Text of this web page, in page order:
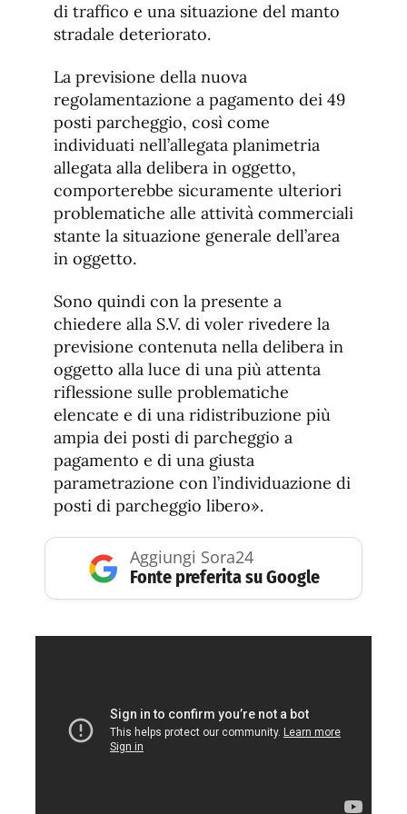
di traffico e una situazione del manto
stradale deteriorato.
La previsione della nuova
regolamentazione a pagamento dei 49
posti parcheggio, così come
individuati nell’allegata planimetria
allegata alla delibera in oggetto,
comporterebbe sicuramente ulteriori
problematiche alle attività commerciali
stante la situazione generale dell’area
in oggetto.
Sono quindi con la presente a
chiedere alla S.V. di voler rivedere la
previsione contenuta nella delibera in
oggetto alla luce di una più attenta
riflessione sulle problematiche
elencate e di una ridistribuzione più
ampia dei posti di parcheggio a
pagamento e di una giusta
parametrazione con l’individuazione di
posti di parcheggio libero».
Aggiungi Sora24
Fonte preferita su Google